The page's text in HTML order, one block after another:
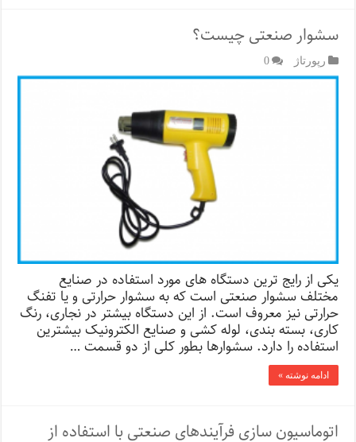
سشوار صنعتی چیست؟
رپورتاژ‌ 0
یکی از رایج ترین دستگاه های مورد استفاده در صنایع
مختلف سشوار صنعتی است که به سشوار حرارتی و یا تفنگ
حرارتی نیز معروف است. از این دستگاه بیشتر در نجاری، رنگ
کاری، بسته بندی، لوله کشی و صنایع الکترونیک بیشترین
استفاده را دارد. سشوارها بطور کلی از دو قسمت …
ادامه نوشته »
اتوماسیون سازی فرآیندهای صنعتی با استفاده از